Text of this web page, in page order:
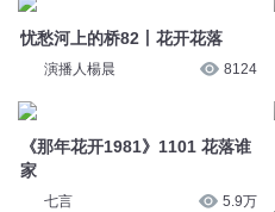
忧愁河上的桥82丨花开花落
演播人楊晨 8124
《那年花开1981》1101 花落谁
家
七言 5.9万